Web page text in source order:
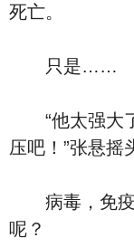
死亡。
只是……
“他太强大了
压吧！”张悬摇
病毒，免疫
呢？